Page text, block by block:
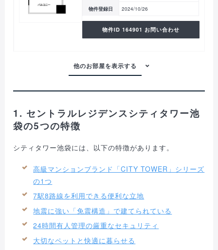
物件登録日 2024/10/26
物件ID 164901 お問い合わせ
1. セントラルレジデンスシティタワー池
袋の5つの特徴
シティタワー池袋には、以下の特徴があります。
高級マンションブランド「CITY TOWER」シリーズ
の1つ
7駅8路線を利用できる便利な立地
地震に強い「免震構造」で建てられている
24時間有人管理の厳重なセキュリティ
大切なペットと快適に暮らせる